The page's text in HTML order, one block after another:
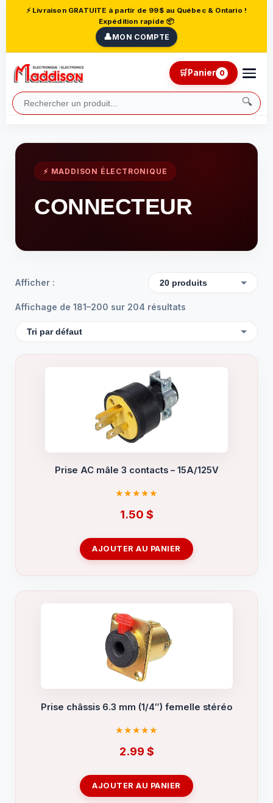
⚡ Livraison GRATUITE à partir de 99$ au Québec & Ontario !
Expédition rapide 📦
👤MON COMPTE
🔍
🛒Panier 0
⚡ MADDISON ÉLECTRONIQUE
CONNECTEUR
Afficher :
Affichage de 181–200 sur 204 résultats
Prise AC mâle 3 contacts – 15A/125V
1.50 $
AJOUTER AU PANIER
Prise châssis 6.3 mm (1/4″) femelle stéréo
2.99 $
AJOUTER AU PANIER